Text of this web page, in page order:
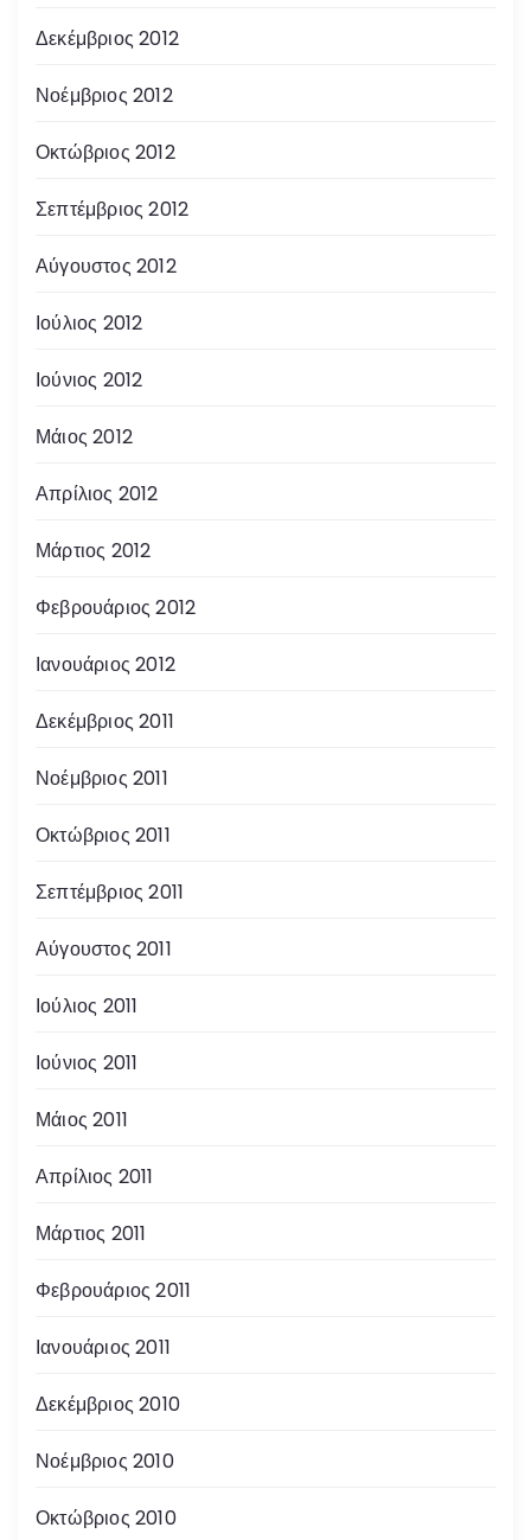
Δεκέμβριος 2012
Νοέμβριος 2012
Οκτώβριος 2012
Σεπτέμβριος 2012
Αύγουστος 2012
Ιούλιος 2012
Ιούνιος 2012
Μάιος 2012
Απρίλιος 2012
Μάρτιος 2012
Φεβρουάριος 2012
Ιανουάριος 2012
Δεκέμβριος 2011
Νοέμβριος 2011
Οκτώβριος 2011
Σεπτέμβριος 2011
Αύγουστος 2011
Ιούλιος 2011
Ιούνιος 2011
Μάιος 2011
Απρίλιος 2011
Μάρτιος 2011
Φεβρουάριος 2011
Ιανουάριος 2011
Δεκέμβριος 2010
Νοέμβριος 2010
Οκτώβριος 2010